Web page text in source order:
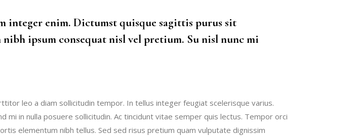
integer enim. Dictumst quisque sagittis purus sit
ipsum consequat nisl vel pretium. Su nisl nunc mi
leo a diam sollicitudin tempor. In tellus integer feugiat scelerisque varius.
mi in nulla posuere sollicitudin. Ac tincidunt vitae semper quis lectus. Tempor orci
elementum nibh tellus. Sed sed risus pretium quam vulputate dignissim